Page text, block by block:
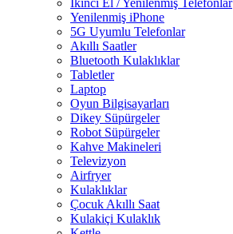
Yenilenmiş iPhone
5G Uyumlu Telefonlar
Akıllı Saatler
Bluetooth Kulaklıklar
Tabletler
Laptop
Oyun Bilgisayarları
Dikey Süpürgeler
Robot Süpürgeler
Kahve Makineleri
Televizyon
Airfryer
Kulaklıklar
Çocuk Akıllı Saat
Kulakiçi Kulaklık